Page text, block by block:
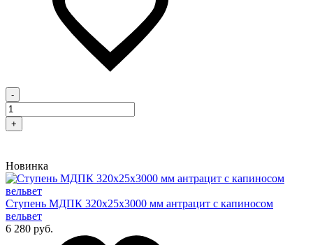
-
+
Новинка
Cтупень МДПК 320х25х3000 мм антрацит с капиносом
вельвет
6 280 руб.